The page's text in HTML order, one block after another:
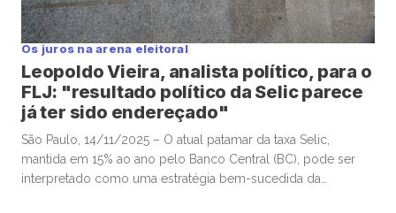
Os juros na arena eleitoral
Leopoldo Vieira, analista político, para o
FLJ: "resultado político da Selic parece
já ter sido endereçado"
São Paulo, 14/11/2025 – O atual patamar da taxa Selic,
mantida em 15% ao ano pelo Banco Central (BC), pode ser
interpretado como uma estratégia bem-sucedida da